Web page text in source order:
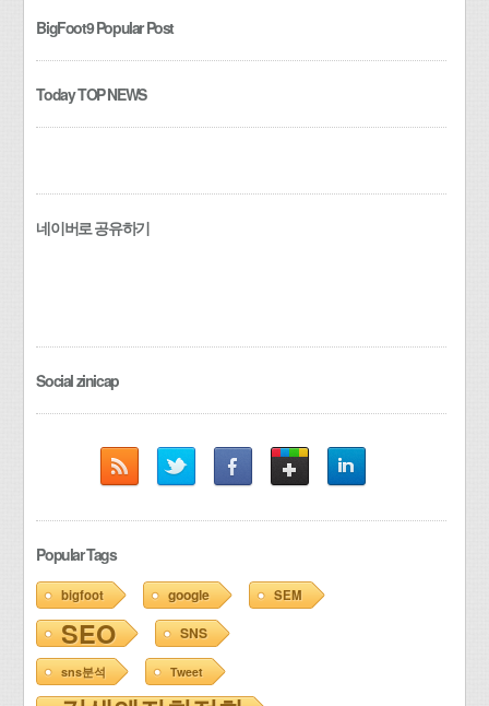
BigFoot9 Popular Post
Today TOP NEWS
네이버로 공유하기
Social zinicap
Popular Tags
bigfoot google SEM
SEO SNS
sns분석 Tweet